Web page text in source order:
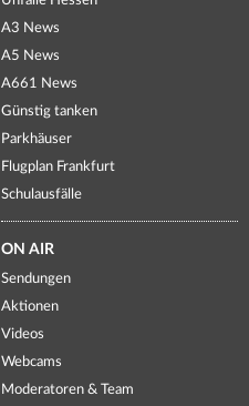
A3 News
A5 News
A661 News
Günstig tanken
Parkhäuser
Flugplan Frankfurt
Schulausfälle
ON AIR
Sendungen
Aktionen
Videos
Webcams
Moderatoren & Team